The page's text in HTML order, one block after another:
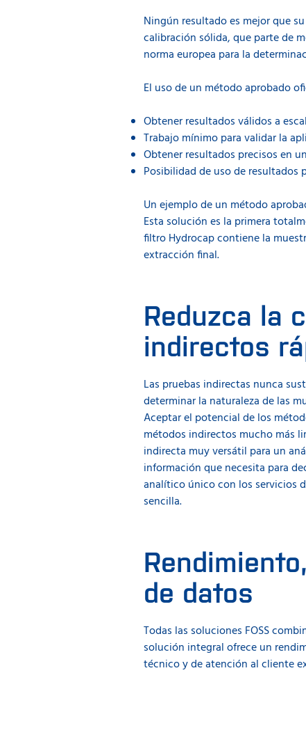
Ningún resultado es mejor que
calibración sólida, que parte de
norma europea para la
El uso de un método aprobado
Obtener resultados válidos a
Trabajo mínimo para validar la
Obtener resultados precisos en
Posibilidad de uso de
Un ejemplo de un método
Esta solución es la primera
filtro Hydrocap contiene la
extracción final.
Reduzca la
indirectos
Las pruebas indirectas nunca
determinar la naturaleza de las
Aceptar el potencial de los
métodos indirectos mucho más
indirecta muy versátil para un
información que necesita para
analítico único con los servicios
sencilla.
de datos
Todas las soluciones FOSS
solución integral ofrece un
técnico y de atención al cliente